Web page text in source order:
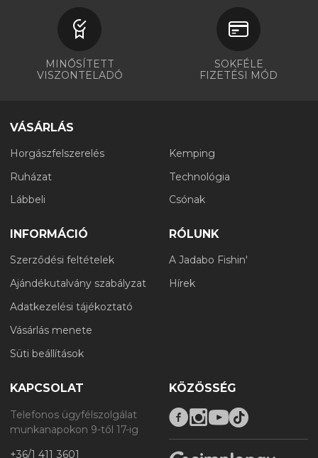
MINŐSÍTETT
VISZONTELADÓ
SOKFÉLE
FIZETÉSI MÓD
VÁSÁRLÁS
Horgászfelszerelés
Ruházat
Lábbeli
Kemping
Technológia
Csónak
INFORMÁCIÓ
Szerződési feltételek
Ajándékutalvány szabályzat
Adatkezelési tájékoztató
Vásárlás menete
Süti beállítások
RÓLUNK
A Jadabo Fishin'
Hírek
KAPCSOLAT
Telefonos ügyfélszolgálat
munkanapokon 9-től 17-ig
+36/1 411 3601
KÖZÖSSÉG